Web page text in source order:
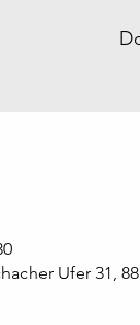
Ufer 31,